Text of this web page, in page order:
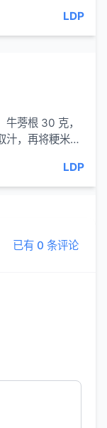
LDP
蒡根 30 克，
，再将粳米入
LDP
已有 0 条评论